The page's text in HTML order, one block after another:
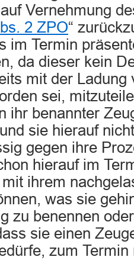
Vernehmung
2 ZPO“
im Termin
da dieser kein
mit der Ladung
sei,
ihr benannter
sie hierauf
gegen ihre
hierauf im
ihrem
was sie
zu benennen
sie einen
zum